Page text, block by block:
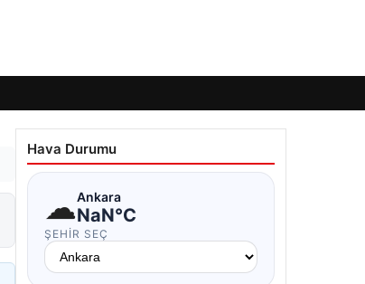
Hava Durumu
☁Ankara
NaN°C
ŞEHIR SEÇ